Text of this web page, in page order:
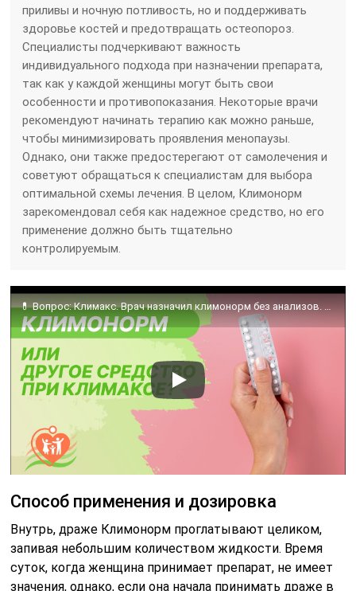
приливы и ночную потливость, но и поддерживать
здоровье костей и предотвращать остеопороз.
Специалисты подчеркивают важность
индивидуального подхода при назначении препарата,
так как у каждой женщины могут быть свои
особенности и противопоказания. Некоторые врачи
рекомендуют начинать терапию как можно раньше,
чтобы минимизировать проявления менопаузы.
Однако, они также предостерегают от самолечения и
советуют обращаться к специалистам для выбора
оптимальной схемы лечения. В целом, Климонорм
зарекомендовал себя как надежное средство, но его
применение должно быть тщательно
контролируемым.
💊 Вопрос: Климакс. Врач назначил климонорм без анализов. Может быть вы что то другое порекомендуете?
Способ применения и дозировка
Внутрь, драже Климонорм проглатывают целиком,
запивая небольшим количеством жидкости. Время
суток, когда женщина принимает препарат, не имеет
значения, однако, если она начала принимать драже в